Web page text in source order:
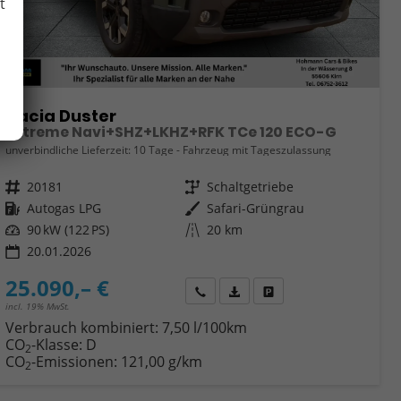
Dacia Duster
Extreme Navi+SHZ+LKHZ+RFK TCe 120 ECO-G
unverbindliche Lieferzeit: 10 Tage Fahrzeug mit Tageszulassung
Fahrzeugnr. 20181 Getriebe Schaltgetriebe
Kraftstoff Autogas LPG Außenfarbe Safari-Grüngrau
Leistung 90 kW (122 PS) Kilometerstand 20 km
20.01.2026
25.090,– €
incl. 19% MwSt.
Wir rufen Sie an
Fahrzeugexposé (PDF)
Fahrzeug parken
Verbrauch kombiniert: 7,50 l/100km
CO2-Klasse: D
CO2-Emissionen: 121,00 g/km